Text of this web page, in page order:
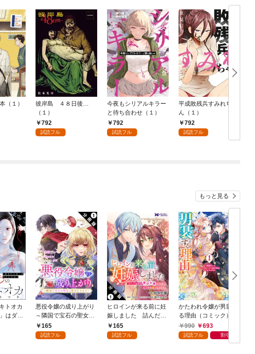
（１）
彼岸島 ４８日後…
（１）
792
試読フル
今夜もシリアルキラー
と待ち合わせ（１）
792
試読フル
平成敗残兵すみれちゃ
ん（１）
792
試読フル
もっと見る
トオカ
はダメ
冊版）
悪役令嬢の成り上がり
～隣国で宝石の聖女と
呼ばれるまで～（コミ
ック） 分冊版 1
165
試読フル
ヒロインが来る前に妊
娠しました 詰んだは
ずの悪役令嬢ですが、
どうやら違うようです
165
試読フル
かたわれ令嬢が男装す
る理由（コミック） 1
990
693
試読フル 割引